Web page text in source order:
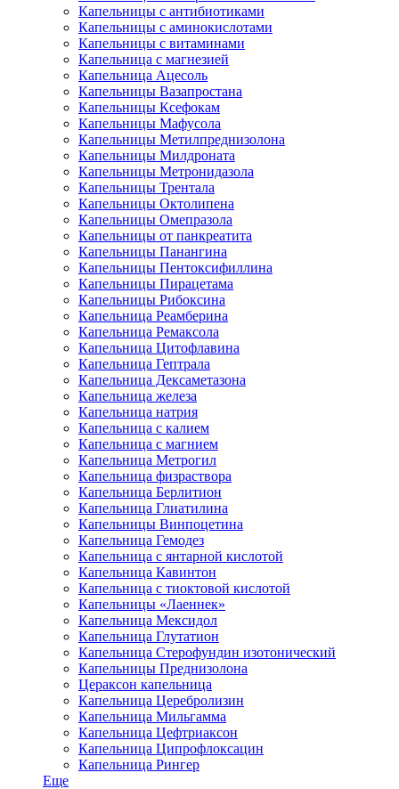
Капельницы с антибиотиками
Капельницы с аминокислотами
Капельницы с витаминами
Капельница с магнезией
Капельница Ацесоль
Капельницы Вазапростана
Капельницы Ксефокам
Капельницы Мафусола
Капельницы Метилпреднизолона
Капельницы Милдроната
Капельницы Метронидазола
Капельницы Трентала
Капельницы Октолипена
Капельницы Омепразола
Капельницы от панкреатита
Капельницы Панангина
Капельницы Пентоксифиллина
Капельницы Пирацетама
Капельницы Рибоксина
Капельница Реамберина
Капельница Ремаксола
Капельница Цитофлавина
Капельница Гептрала
Капельница Дексаметазона
Капельница железа
Капельница натрия
Капельница с калием
Капельница с магнием
Капельница Метрогил
Капельница физраствора
Капельница Берлитион
Капельница Глиатилина
Капельницы Винпоцетина
Капельница Гемодез
Капельница с янтарной кислотой
Капельница Кавинтон
Капельница с тиоктовой кислотой
Капельницы «Лаеннек»
Капельница Мексидол
Капельница Глутатион
Капельница Стерофундин изотонический
Капельницы Преднизолона
Цераксон капельница
Капельница Церебролизин
Капельница Мильгамма
Капельница Цефтриаксон
Капельница Ципрофлоксацин
Капельница Рингер
Еще